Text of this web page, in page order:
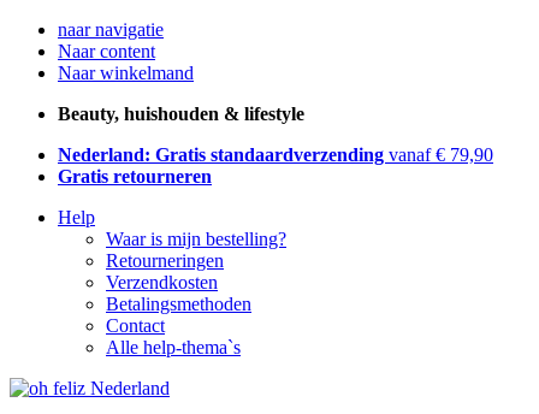
naar navigatie
Naar content
Naar winkelmand
Beauty, huishouden & lifestyle
Nederland: Gratis standaardverzending vanaf € 79,90
Gratis retourneren
Help
Waar is mijn bestelling?
Retourneringen
Verzendkosten
Betalingsmethoden
Contact
Alle help-thema`s